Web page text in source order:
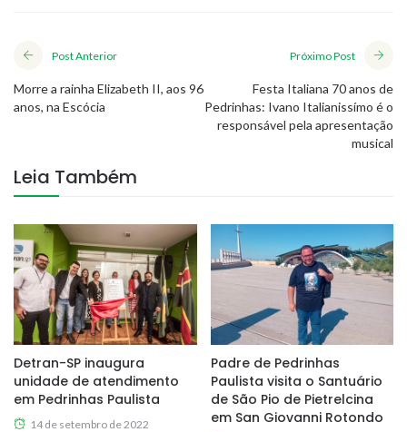
Post Anterior
Morre a rainha Elizabeth II, aos 96
anos, na Escócia
Próximo Post
Festa Italiana 70 anos de
Pedrinhas: Ivano Italianissímo é o
responsável pela apresentação
musical
Leia Também
Detran-SP inaugura
unidade de atendimento
em Pedrinhas Paulista
14 de setembro de 2022
Padre de Pedrinhas
Paulista visita o Santuário
de São Pio de Pietrelcina
em San Giovanni Rotondo